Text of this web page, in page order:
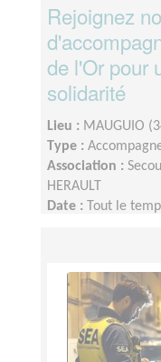
Rejoignez
de l'Or pour
solidarité
Lieu : MAUGUIO
Type :
Association :
HERAULT
Date :
Tout le